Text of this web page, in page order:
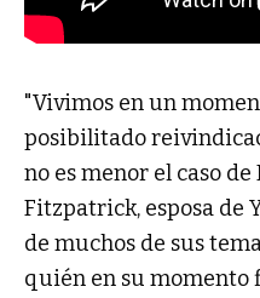
"Vivimos en un
posibilitado
no es menor el caso
Fitzpatrick, esposa de
de muchos de sus
quién en su momento